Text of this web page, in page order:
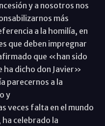
y a nosotros nos
más
a la homilía, en
que deben impregnar
que «han sido
ha dicho don Javier»
parecernos a la
y
veces falta en el mundo
celebrado la